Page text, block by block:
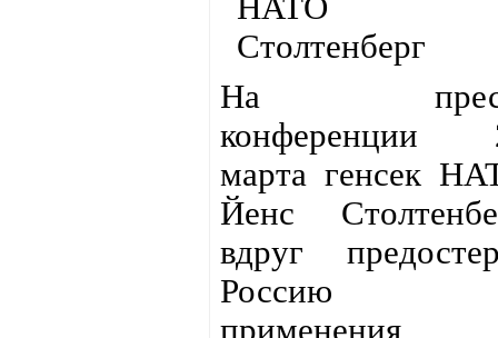
На
конференции
марта генсек
Йенс
вдруг
Россию
применения